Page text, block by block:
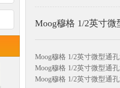
Moog穆格 1/2英寸
Moog穆格 1/2英寸微型通
Moog穆格 1/2英寸微型通
Moog穆格 1/2英寸微型通